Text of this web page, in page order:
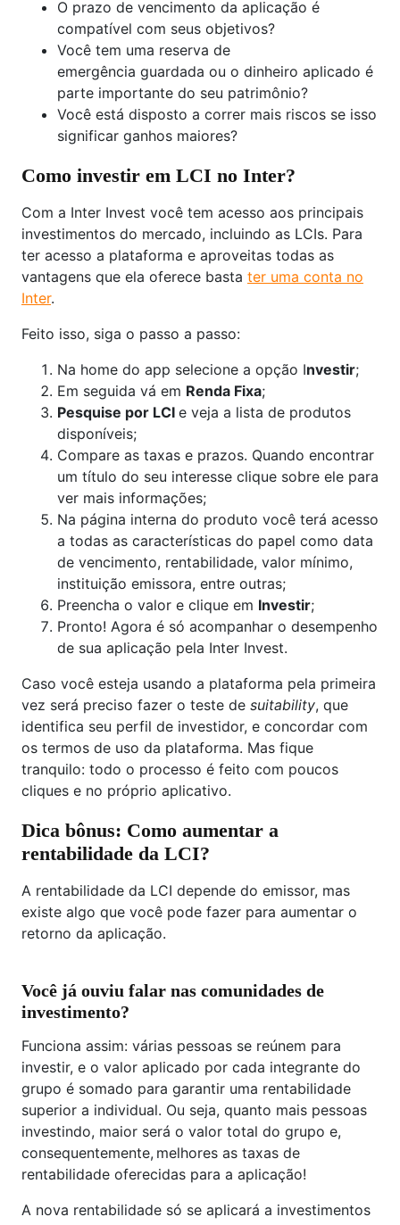
O prazo de vencimento da aplicação é
compatível com seus objetivos?
Você tem uma reserva de
emergência guardada ou o dinheiro aplicado é
parte importante do seu patrimônio?
Você está disposto a correr mais riscos se isso
significar ganhos maiores?
Como investir em LCI no Inter?
Com a Inter Invest você tem acesso aos principais
investimentos do mercado, incluindo as LCIs. Para
ter acesso a plataforma e aproveitas todas as
vantagens que ela oferece basta ter uma conta no
Inter.
Feito isso, siga o passo a passo:
Na home do app selecione a opção Investir;
Em seguida vá em Renda Fixa;
Pesquise por LCI e veja a lista de produtos
disponíveis;
Compare as taxas e prazos. Quando encontrar
um título do seu interesse clique sobre ele para
ver mais informações;
Na página interna do produto você terá acesso
a todas as características do papel como data
de vencimento, rentabilidade, valor mínimo,
instituição emissora, entre outras;
Preencha o valor e clique em Investir;
Pronto! Agora é só acompanhar o desempenho
de sua aplicação pela Inter Invest.
Caso você esteja usando a plataforma pela primeira
vez será preciso fazer o teste de suitability, que
identifica seu perfil de investidor, e concordar com
os termos de uso da plataforma. Mas fique
tranquilo: todo o processo é feito com poucos
cliques e no próprio aplicativo.
Dica bônus: Como aumentar a
rentabilidade da LCI?
A rentabilidade da LCI depende do emissor, mas
existe algo que você pode fazer para aumentar o
retorno da aplicação.
Você já ouviu falar nas comunidades de
investimento?
Funciona assim: várias pessoas se reúnem para
investir, e o valor aplicado por cada integrante do
grupo é somado para garantir uma rentabilidade
superior a individual. Ou seja, quanto mais pessoas
investindo, maior será o valor total do grupo e,
consequentemente, melhores as taxas de
rentabilidade oferecidas para a aplicação!
A nova rentabilidade só se aplicará a investimentos